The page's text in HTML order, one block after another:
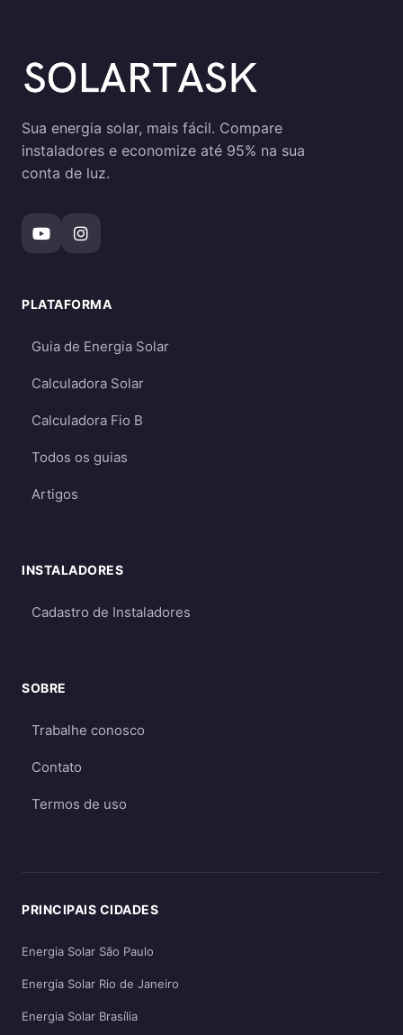
Sua energia solar, mais fácil. Compare
instaladores e economize até 95% na sua
conta de luz.
PLATAFORMA
Guia de Energia Solar
Calculadora Solar
Calculadora Fio B
Todos os guias
Artigos
INSTALADORES
Cadastro de Instaladores
SOBRE
Trabalhe conosco
Contato
Termos de uso
PRINCIPAIS CIDADES
Energia Solar São Paulo
Energia Solar Rio de Janeiro
Energia Solar Brasília